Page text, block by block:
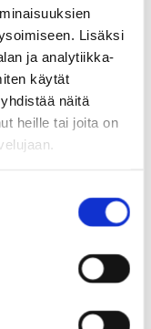
Lisäksi
ja analytiikka-
käytät
näitä
heille tai joita on
luvat